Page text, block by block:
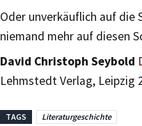
Oder unverkäuflich auf
niemand mehr auf diesen
David Christoph Seybold
Lehmstedt Verlag, Leipzig
TAGS Literaturgeschichte